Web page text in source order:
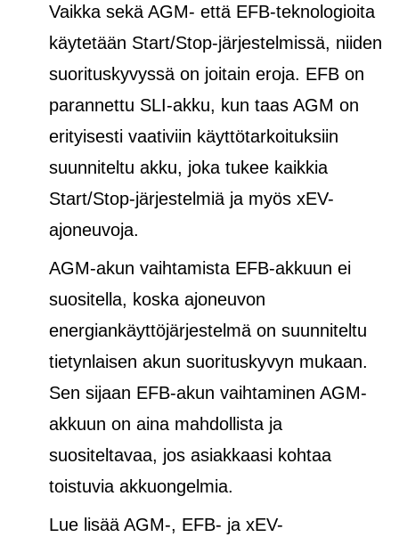
Vaikka sekä AGM- että EFB-teknologioita
käytetään Start/Stop-järjestelmissä, niiden
suorituskyvyssä on joitain eroja. EFB on
parannettu SLI-akku, kun taas AGM on
erityisesti vaativiin käyttötarkoituksiin
suunniteltu akku, joka tukee kaikkia
Start/Stop-järjestelmiä ja myös xEV-
ajoneuvoja.
AGM-akun vaihtamista EFB-akkuun ei
suositella, koska ajoneuvon
energiankäyttöjärjestelmä on suunniteltu
tietynlaisen akun suorituskyvyn mukaan.
Sen sijaan EFB-akun vaihtaminen AGM-
akkuun on aina mahdollista ja
suositeltavaa, jos asiakkaasi kohtaa
toistuvia akkuongelmia.
Lue lisää AGM-, EFB- ja xEV-